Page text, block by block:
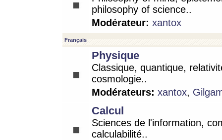
philosophy of science..
Modérateur: xantox
Français
Physique
Classique, quantique,
cosmologie..
Modérateurs: xantox,
Calcul
Sciences de l'information,
calculabilité..